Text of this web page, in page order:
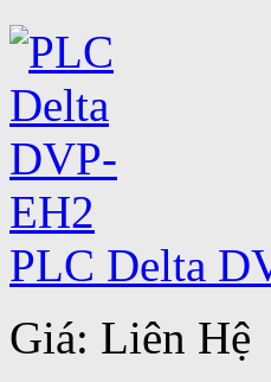
PLC Delta
Giá: Liên Hệ